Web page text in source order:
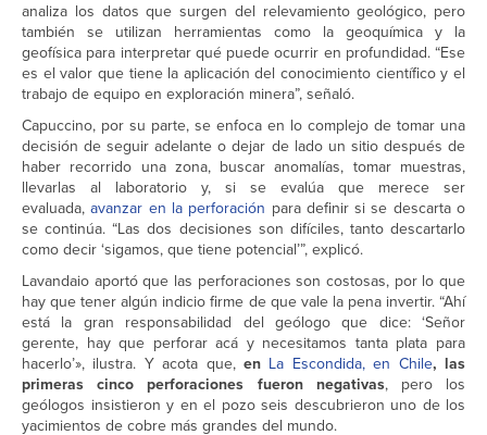
analiza los datos que surgen del relevamiento geológico, pero
también se utilizan herramientas como la geoquímica y la
geofísica para interpretar qué puede ocurrir en profundidad. “Ese
es el valor que tiene la aplicación del conocimiento científico y el
trabajo de equipo en exploración minera”, señaló.
Capuccino, por su parte, se enfoca en lo complejo de tomar una
decisión de seguir adelante o dejar de lado un sitio después de
haber recorrido una zona, buscar anomalías, tomar muestras,
llevarlas al laboratorio y, si se evalúa que merece ser
evaluada,avanzar en la perforación para definir si se descarta o
se continúa. “Las dos decisiones son difíciles, tanto descartarlo
como decir ‘sigamos, que tiene potencial’”, explicó.
Lavandaio aportó que las perforaciones son costosas, por lo que
hay que tener algún indicio firme de que vale la pena invertir. “Ahí
está la gran responsabilidad del geólogo que dice: ‘Señor
gerente, hay que perforar acá y necesitamos tanta plata para
hacerlo’», ilustra. Y acota que, en La Escondida, en Chile, las
primeras cinco perforaciones fueron negativas, pero los
geólogos insistieron y en el pozo seis descubrieron uno de los
yacimientos de cobre más grandes del mundo.